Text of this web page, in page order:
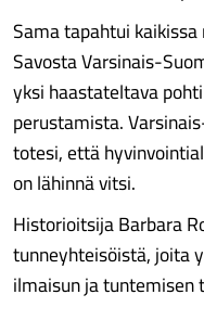
Sama tapahtui
Savosta Varsinais-
yksi haastateltava
perustamista.
totesi, että
on lähinnä vitsi.
Historioitsija Barbara
tunneyhteisöistä, joita
ilmaisun ja tuntemisen